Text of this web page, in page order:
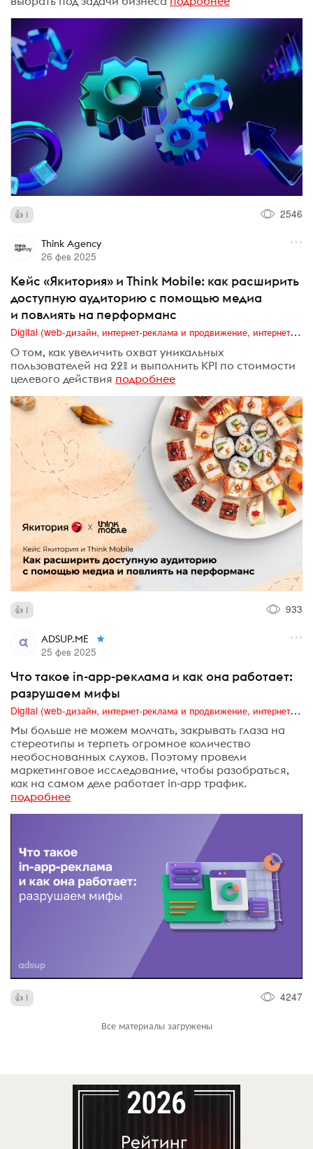
1 2546
Think Agency
26 фев 2025
Кейс «Якитория» и Think Mobile: как расширить
доступную аудиторию с помощью медиа
и повлиять на перформанс
Digital (web-дизайн, интернет-реклама и продвижение, интернет-сообщества и блоги, интернет-коммуникации, мобильный маркетинг, реклама на цифровых экранах)
О том, как увеличить охват уникальных
пользователей на 22% и выполнить KPI по стоимости
целевого действия подробнее
1 933
ADSUP.ME
25 фев 2025
Что такое in-app-реклама и как она работает:
разрушаем мифы
Digital (web-дизайн, интернет-реклама и продвижение, интернет-сообщества и блоги, интернет-коммуникации, мобильный маркетинг, реклама на цифровых экранах)
Мы больше не можем молчать, закрывать глаза на
стереотипы и терпеть огромное количество
необоснованных слухов. Поэтому провели
маркетинговое исследование, чтобы разобраться,
как на самом деле работает in-app трафик.
подробнее
1 4247
Все материалы загружены